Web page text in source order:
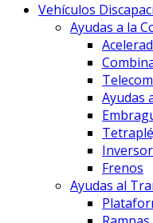
Vehículos
Ayudas a la
Ayudas
Frenos
Ayudas al